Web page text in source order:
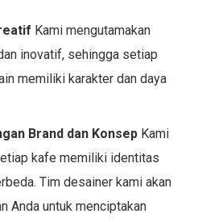
Kami mengutamakan
inovatif, sehingga setiap
memiliki karakter dan daya
Brand dan Konsep Kami
kafe memiliki identitas
Tim desainer kami akan
Anda untuk menciptakan